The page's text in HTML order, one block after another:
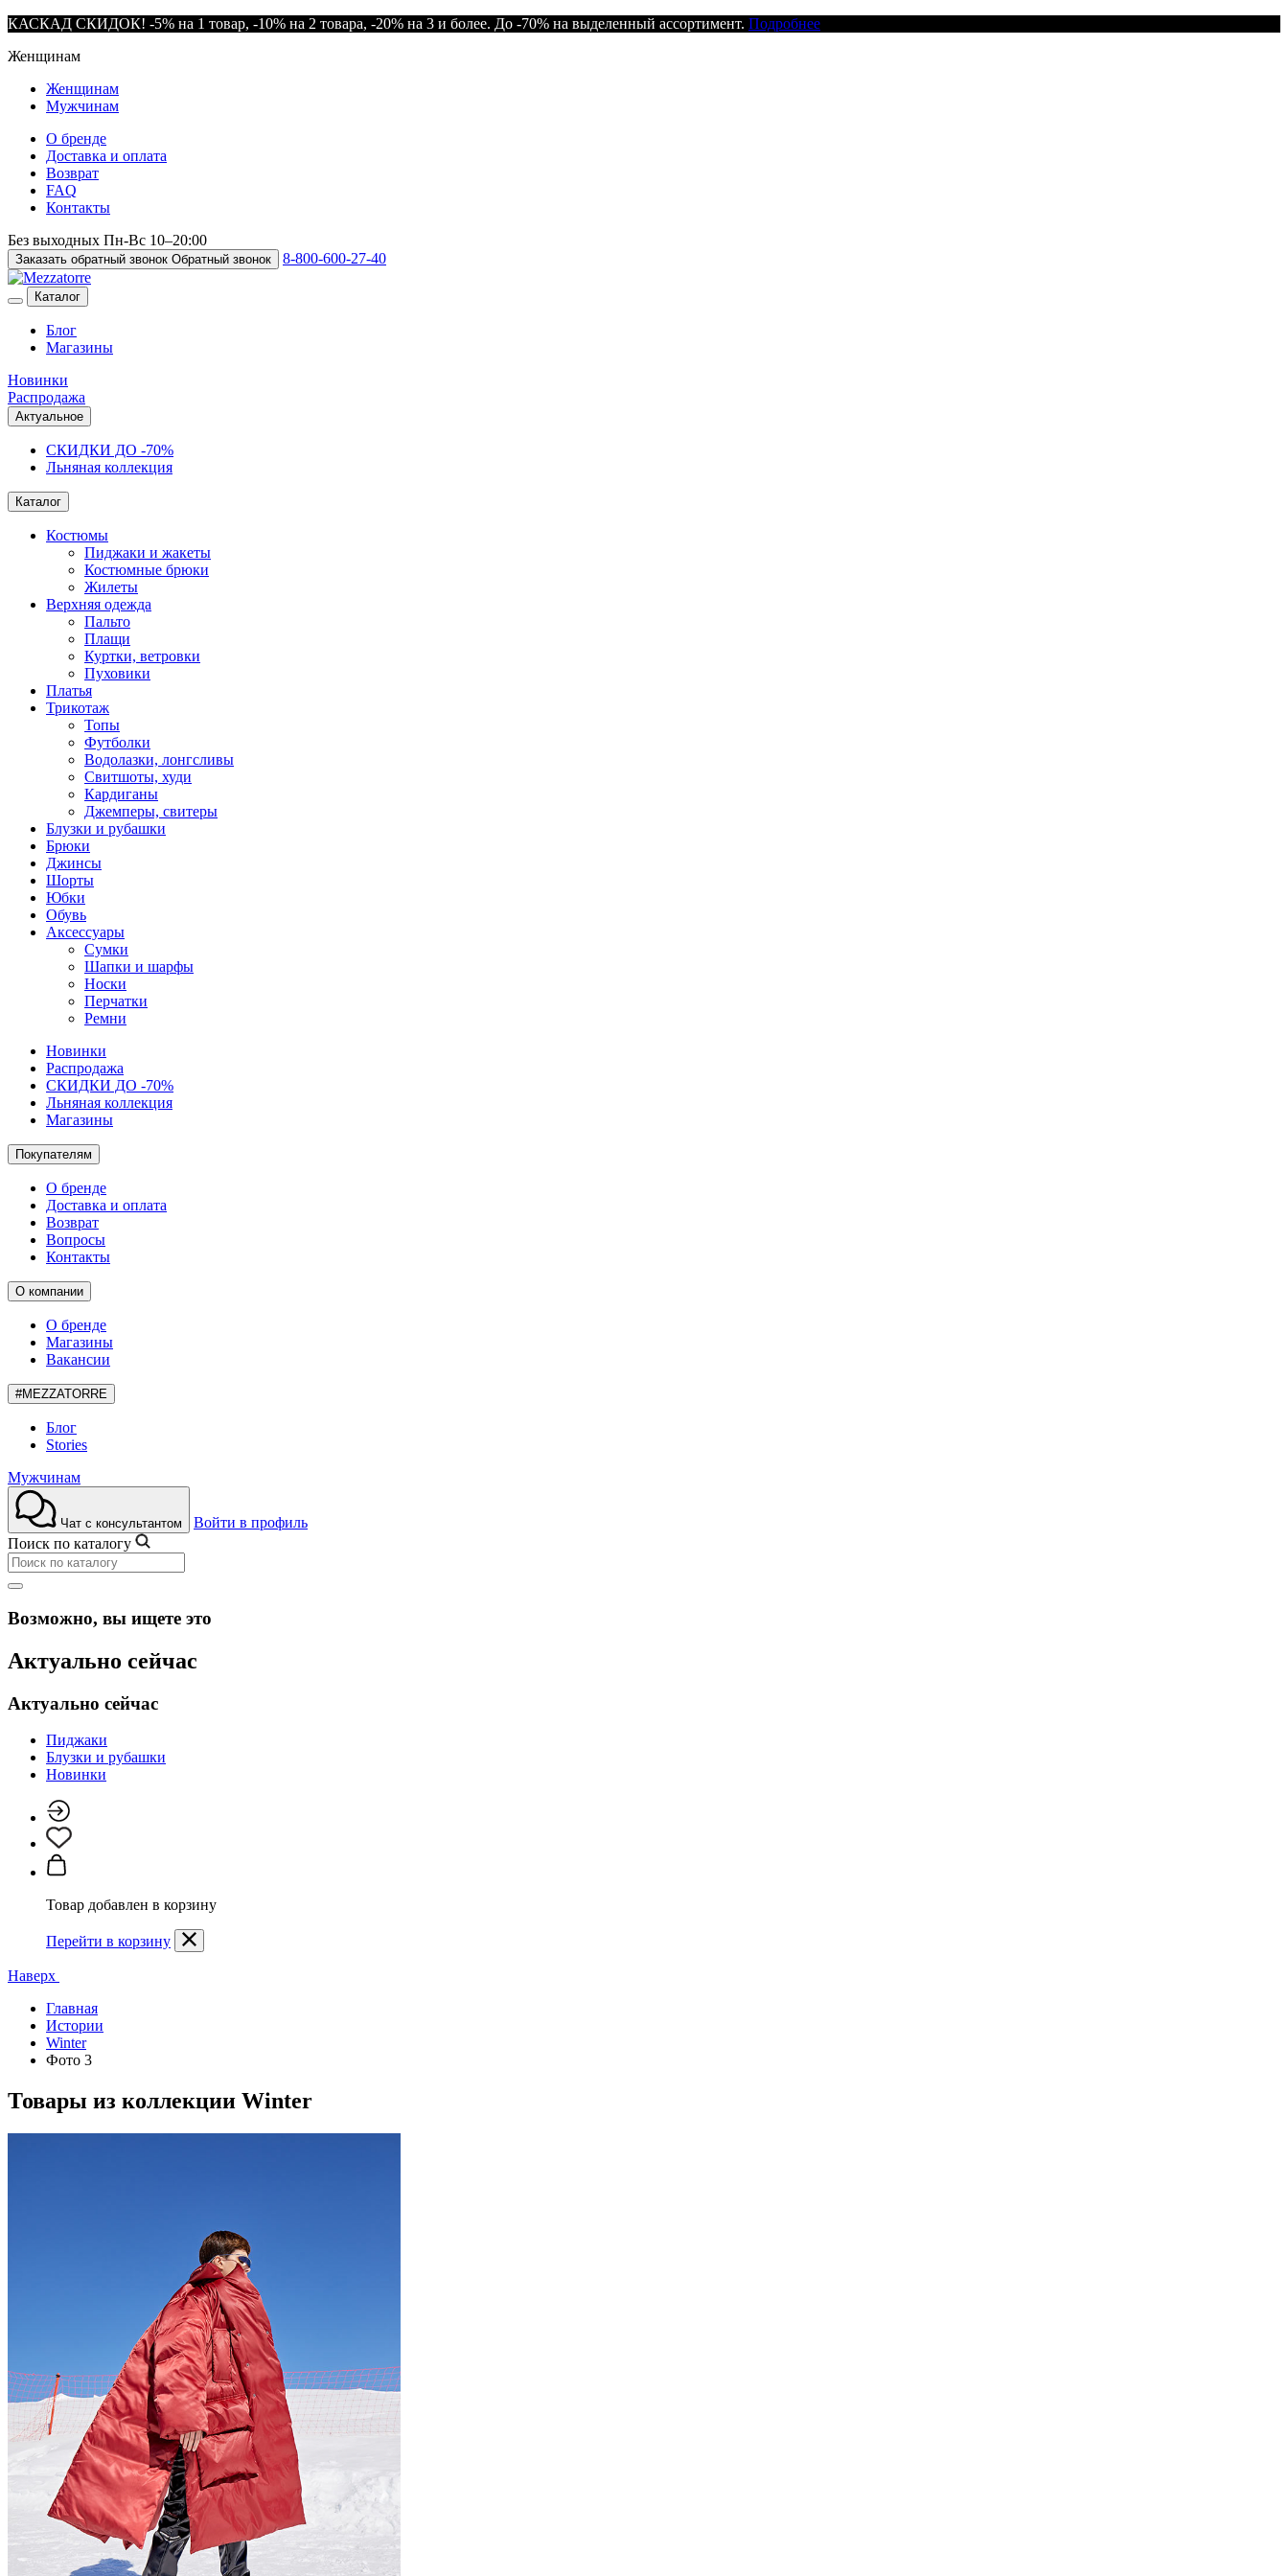
КАСКАД СКИДОК! -5% на 1 товар, -10% на 2 товара, -20% на 3 и более. До -70% на выделенный ассортимент. Подробнее
Женщинам
Женщинам
Мужчинам
О бренде
Доставка и оплата
Возврат
FAQ
Контакты
Без выходных Пн-Вс 10–20:00
Заказать обратный звонок Обратный звонок 8-800-600-27-40
Каталог
Блог
Магазины
Новинки
Распродажа
Актуальное
СКИДКИ ДО -70%
Льняная коллекция
Каталог
Костюмы
Пиджаки и жакеты
Костюмные брюки
Жилеты
Верхняя одежда
Пальто
Плащи
Куртки, ветровки
Пуховики
Платья
Трикотаж
Топы
Футболки
Водолазки, лонгсливы
Свитшоты, худи
Кардиганы
Джемперы, свитеры
Блузки и рубашки
Брюки
Джинсы
Шорты
Юбки
Обувь
Аксессуары
Сумки
Шапки и шарфы
Носки
Перчатки
Ремни
Новинки
Распродажа
СКИДКИ ДО -70%
Льняная коллекция
Магазины
Покупателям
О бренде
Доставка и оплата
Возврат
Вопросы
Контакты
О компании
О бренде
Магазины
Вакансии
#MEZZATORRE
Блог
Stories
Мужчинам
Чат с консультантом
Войти в профиль
Поиск по каталогу
Возможно, вы ищете это
Актуально сейчас
Актуально сейчас
Пиджаки
Блузки и рубашки
Новинки
Товар добавлен в корзину
Перейти в корзину
Наверх
Главная
Истории
Winter
Фото 3
Товары из коллекции Winter